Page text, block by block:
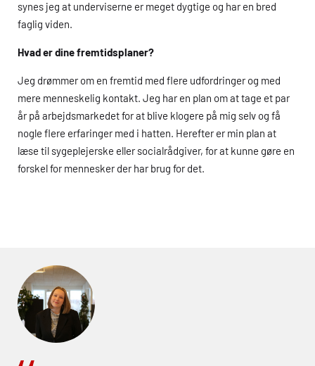
synes jeg at underviserne er meget dygtige og har en bred
faglig viden.
Hvad er dine fremtidsplaner?
Jeg drømmer om en fremtid med flere udfordringer og med
mere menneskelig kontakt. Jeg har en plan om at tage et par
år på arbejdsmarkedet for at blive klogere på mig selv og få
nogle flere erfaringer med i hatten. Herefter er min plan at
læse til sygeplejerske eller socialrådgiver, for at kunne gøre en
forskel for mennesker der har brug for det.